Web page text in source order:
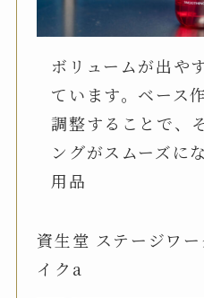
ボリュームが出や
ています。ベース
調整することで、
ングがスムーズに
用品
資生堂 ステージワ
イクa